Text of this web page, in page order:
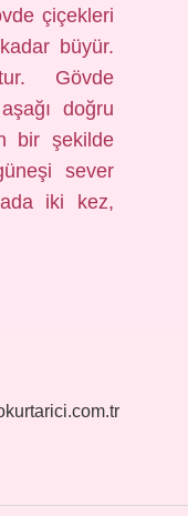
çiçekleri
büyür.
Gövde
doğru
bir şekilde
sever
iki kez,